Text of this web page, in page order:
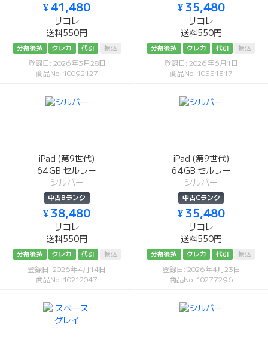
¥ 41,480
リコレ
送料550円
分割後払 クレカ 代引 振込
登録日: 2026年3月28日
商品No: 10092127
¥ 35,480
リコレ
送料550円
分割後払 クレカ 代引 振込
登録日: 2026年6月1日
商品No: 10551317
iPad (第9世代)
64GB セルラー
シルバー
中古Bランク
¥ 38,480
リコレ
送料550円
分割後払 クレカ 代引 振込
登録日: 2026年4月14日
商品No: 10212047
iPad (第9世代)
64GB セルラー
シルバー
中古Cランク
¥ 35,480
リコレ
送料550円
分割後払 クレカ 代引 振込
登録日: 2026年4月23日
商品No: 10277296